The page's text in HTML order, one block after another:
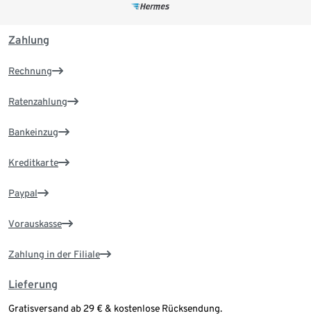
Zahlung
Rechnung
Ratenzahlung
Bankeinzug
Kreditkarte
Paypal
Vorauskasse
Zahlung in der Filiale
Lieferung
Gratisversand ab 29 € & kostenlose Rücksendung.